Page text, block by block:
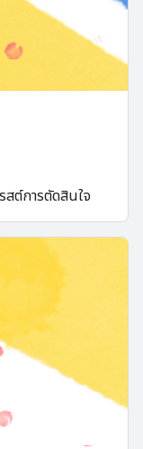
ต์การตัดสินใจ